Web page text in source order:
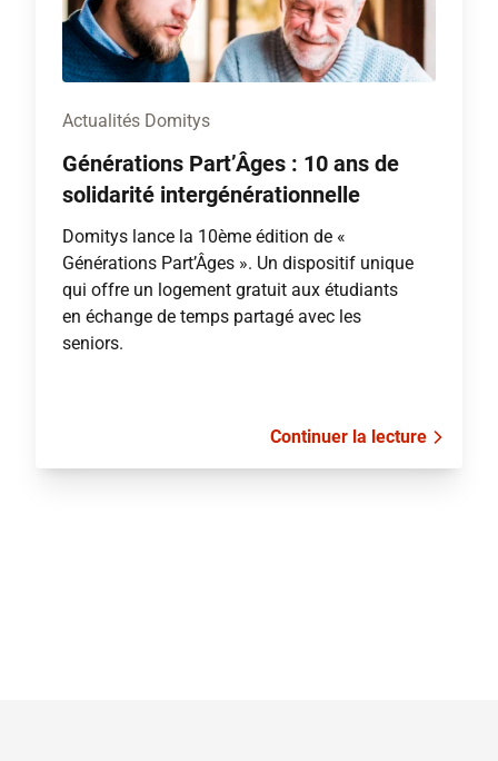
Actualités Domitys
Générations Part’Âges : 10 ans de
solidarité intergénérationnelle
Domitys lance la 10ème édition de «
Générations Part’Âges ». Un dispositif unique
qui offre un logement gratuit aux étudiants
en échange de temps partagé avec les
seniors.
Continuer la lecture